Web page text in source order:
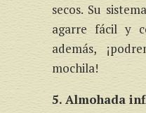
secos. Su
agarre fácil y
además,
mochila!
5. Almohada